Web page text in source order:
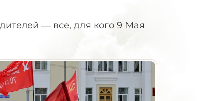
— все, для кого 9 Мая